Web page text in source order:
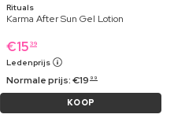
Rituals
Karma After Sun Gel Lotion
€15 39
Ledenprijs
Normale prijs:€19 99
KOOP